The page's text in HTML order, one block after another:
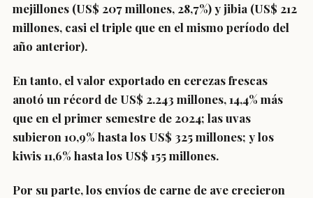
mejillones (US$ 207 millones, 28,7%) y jibia (US$ 212
millones, casi el triple que en el mismo período del
año anterior).
En tanto, el valor exportado en cerezas frescas
anotó un récord de US$ 2.243 millones, 14,4% más
que en el primer semestre de 2024; las uvas
subieron 10,9% hasta los US$ 325 millones; y los
kiwis 11,6% hasta los US$ 155 millones.
Por su parte, los envíos de carne de ave crecieron